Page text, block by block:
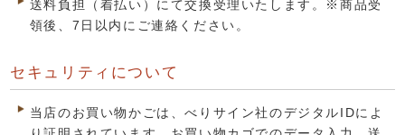
送料負担（着払い）にて交換受理いたします。※商品受
領後、7日以内にご連絡ください。
セキュリティについて
当店のお買い物かごは、べりサイン社のデジタルIDによ